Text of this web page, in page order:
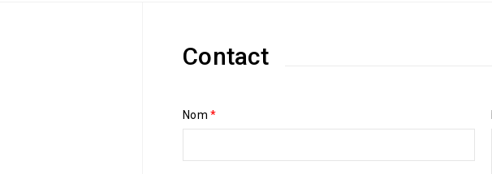
Contact
Nom *